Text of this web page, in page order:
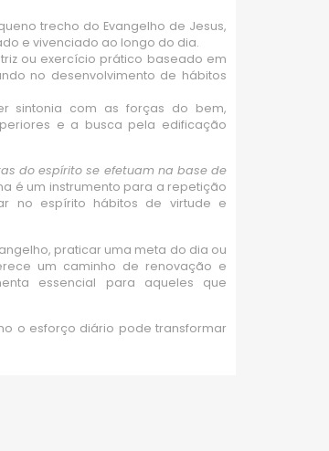
trecho do Evangelho de Jesus,
e vivenciado ao longo do dia.
ou exercício prático baseado em
no desenvolvimento de hábitos
sintonia com as forças do bem,
e a busca pela edificação
do espírito se efetuam na base de
é um instrumento para a repetição
no espírito hábitos de virtude e
praticar uma meta do dia ou
um caminho de renovação e
essencial para aqueles que
o esforço diário pode transformar